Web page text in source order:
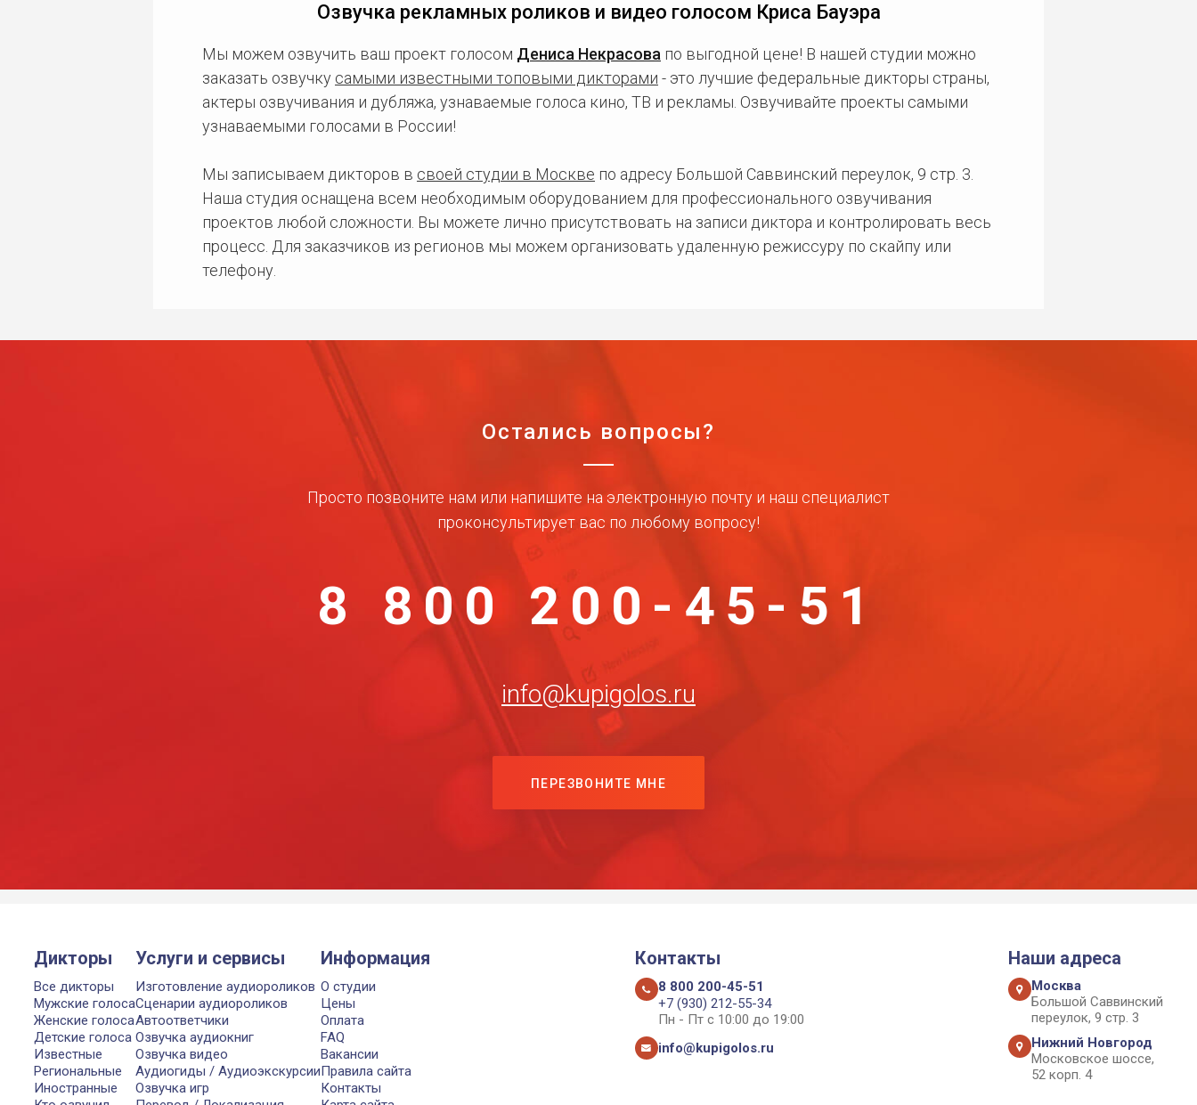
Озвучка рекламных роликов и видео голосом Криса Бауэра
Мы можем озвучить ваш проект голосом Дениса Некрасова по выгодной цене! В нашей студии можно
заказать озвучку самыми известными топовыми дикторами - это лучшие федеральные дикторы страны,
актеры озвучивания и дубляжа, узнаваемые голоса кино, ТВ и рекламы. Озвучивайте проекты самыми
узнаваемыми голосами в России!
Мы записываем дикторов в своей студии в Москве по адресу Большой Саввинский переулок, 9 стр. 3.
Наша студия оснащена всем необходимым оборудованием для профессионального озвучивания
проектов любой сложности. Вы можете лично присутствовать на записи диктора и контролировать весь
процесс. Для заказчиков из регионов мы можем организовать удаленную режиссуру по скайпу или
телефону.
Остались вопросы?
Просто позвоните нам или напишите на электронную почту и наш специалист
проконсультирует вас по любому вопросу!
8 800 200-45-51
info@kupigolos.ru
ПЕРЕЗВОНИТЕ МНЕ
Дикторы
Все дикторы
Мужские голоса
Женские голоса
Детские голоса
Известные
Региональные
Иностранные
Услуги и сервисы
Изготовление аудиороликов
Сценарии аудиороликов
Автоответчики
Озвучка аудиокниг
Озвучка видео
Аудиогиды / Аудиоэкскурсии
Озвучка игр
Информация
О студии
Цены
Оплата
FAQ
Вакансии
Правила сайта
Контакты
Контакты
8 800 200-45-51
+7 (930) 212-55-34
Пн - Пт с 10:00 до 19:00
info@kupigolos.ru
Наши адреса
Москва
Большой Саввинский
переулок, 9 стр. 3
Нижний Новгород
Московское шоссе,
52 корп. 4